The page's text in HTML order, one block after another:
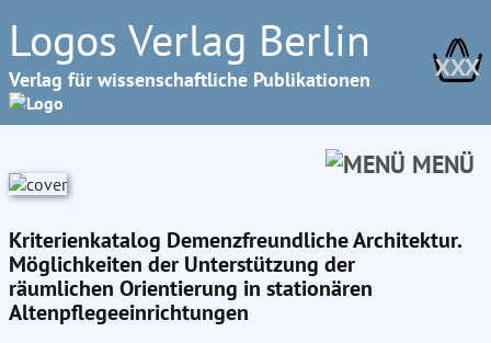
Logos Verlag Berlin
Verlag für wissenschaftliche Publikationen XXX
MENÜ
Kriterienkatalog Demenzfreundliche Architektur.
Möglichkeiten der Unterstützung der
räumlichen Orientierung in stationären
Altenpflegeeinrichtungen